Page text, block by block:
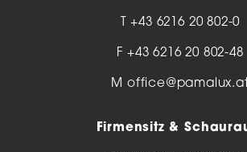
T+43 6216 20 802-0
F +43 6216 20 802-48
M
Firmensitz &